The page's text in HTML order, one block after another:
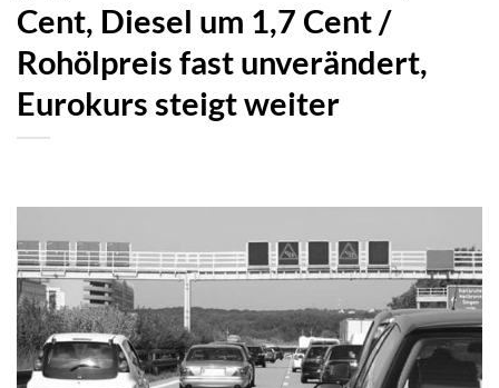
Cent, Diesel um 1,7 Cent /
Rohölpreis fast unverändert,
Eurokurs steigt weiter